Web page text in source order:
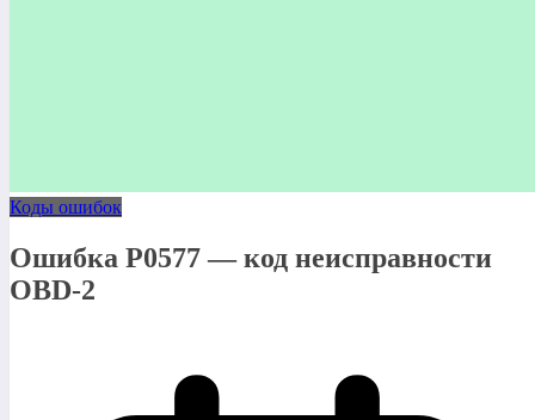
Коды ошибок
Ошибка P0577 — код неисправности
OBD-2